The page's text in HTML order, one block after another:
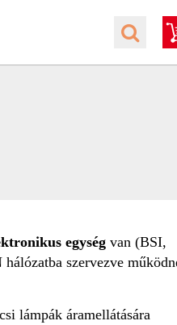
egység van (BSI,
szervezve
lámpák áramellátására